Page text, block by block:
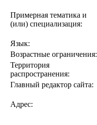
Примерная тематика и
(или) специализация:
Язык:
Возрастные ограничения:
Территория
распространения:
Главный редактор сайта:
Адрес: